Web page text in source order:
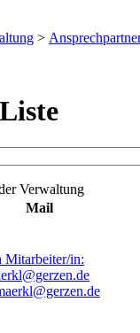
>
Verwaltung
Mail